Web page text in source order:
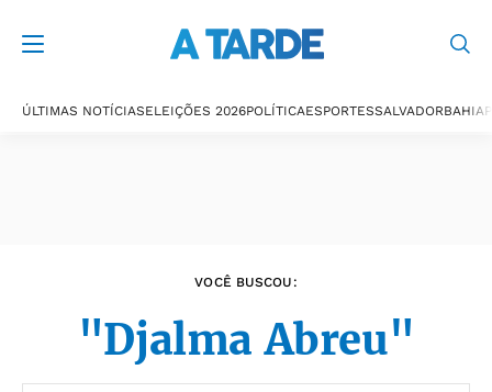
ÚLTIMAS NOTÍCIASELEIÇÕES 2026POLÍTICAESPORTESSALVADORBAHIA
VOCÊ BUSCOU:
"Djalma Abreu"